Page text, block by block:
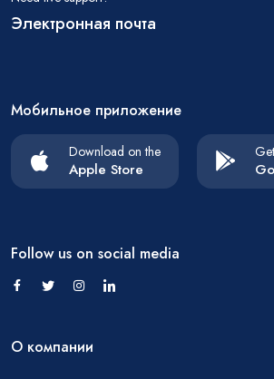
Электронная почта
Мобильное приложение
Download on the
Apple Store
Follow us on social media
О компании